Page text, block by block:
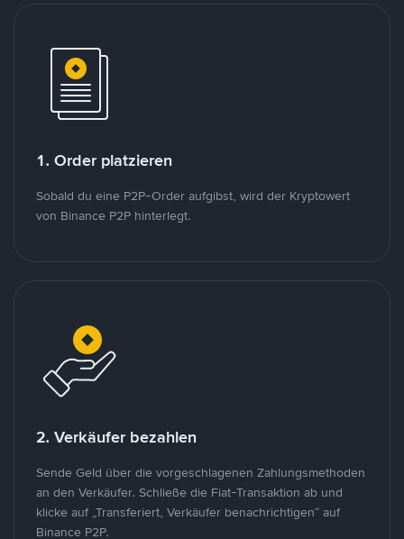
1. Order platzieren
Sobald du eine P2P-Order aufgibst, wird der Kryptowert
von Binance P2P hinterlegt.
2. Verkäufer bezahlen
Sende Geld über die vorgeschlagenen Zahlungsmethoden
an den Verkäufer. Schließe die Fiat-Transaktion ab und
klicke auf „Transferiert, Verkäufer benachrichtigen“ auf
Binance P2P.